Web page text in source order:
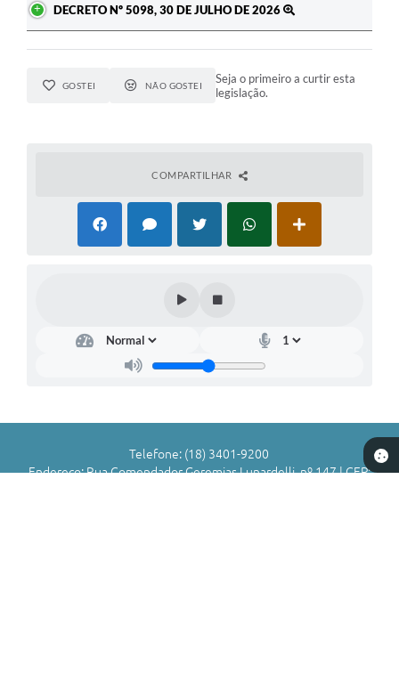
DECRETO Nº 5098, 30 DE JULHO DE 2026
GOSTEI NÃO GOSTEI
Seja o primeiro a curtir esta
legislação.
COMPARTILHAR
Telefone: (18) 3401-9200
Endereço: Rua Comendador Geremias Lunardelli, nº 147 | CEP: